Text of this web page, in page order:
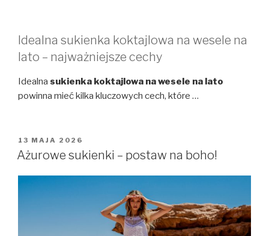
Idealna sukienka koktajlowa na wesele na
lato – najważniejsze cechy
Idealna sukienka koktajlowa na wesele na lato
powinna mieć kilka kluczowych cech, które …
OPUBLIKOWANE
W
13 MAJA 2026
Ażurowe sukienki – postaw na boho!